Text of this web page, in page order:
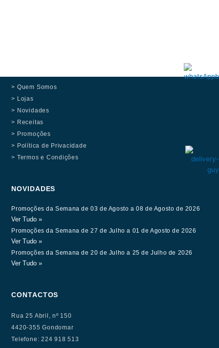
> Quem Somos
> Lojas
> Novidades
> Receitas
> Promoções
> Política de Privacidade
> Termos e Condições
NOVIDADES
Promoções da Semana de 03 de Agosto a 08 de Agosto de 2026
Ver Tudo »
Promoções da Semana de 27 de Julho a 01 de Agosto de 2026
Ver Tudo »
Promoções da Semana de 20 de Julho a 25 de Julho de 2026
Ver Tudo »
CONTACTOS
Rua 25 Abril, nº 150
4420-355 Gondomar
Telefone: 224 918 513